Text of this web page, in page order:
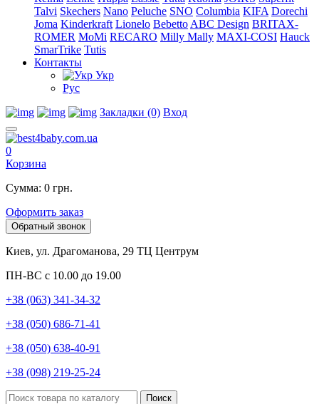
Talvi Skechers Nano Peluche SNO Columbia KIFA Dorechi
Joma Kinderkraft Lionelo Bebetto ABC Design BRITAX-
ROMER MoMi RECARO Milly Mally MAXI-COSI Hauck
SmarTrike Tutis
Контакты
Укр
Рус
Закладки (0) Вход
0
Корзина
Сумма: 0 грн.
Оформить заказ
Обратный звонок
Киев, ул. Драгоманова, 29 ТЦ Центрум
ПН-ВС с 10.00 до 19.00
+38 (063) 341-34-32
+38 (050) 686-71-41
+38 (050) 638-40-91
+38 (098) 219-25-24
Поиск